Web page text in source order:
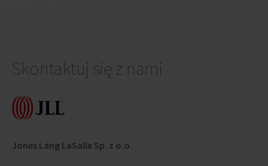
Skontaktuj się z nami
Jones Lang LaSalle Sp. z o.o.